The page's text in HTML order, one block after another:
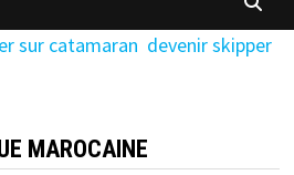
sur catamaran devenir skipper
MAROCAINE